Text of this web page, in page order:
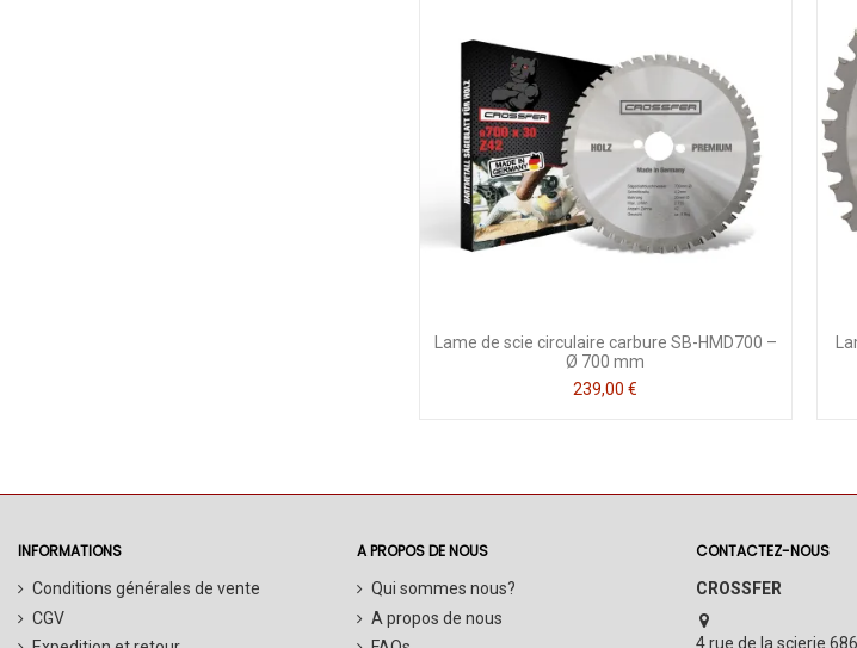
Lame de scie circulaire carbure SB-HMD700 –
Ø 700 mm
239,00 €
INFORMATIONS
Conditions générales de vente
CGV
A PROPOS DE NOUS
Qui sommes nous?
A propos de nous
CONTACTEZ-NOUS
CROSSFER
4 rue de la scierie